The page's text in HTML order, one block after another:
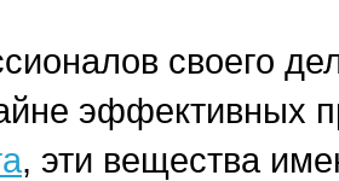
своего
эффективных
, эти вещества